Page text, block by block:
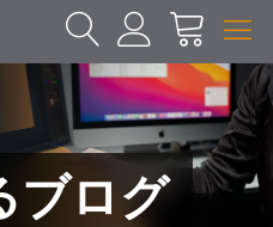
ブログ